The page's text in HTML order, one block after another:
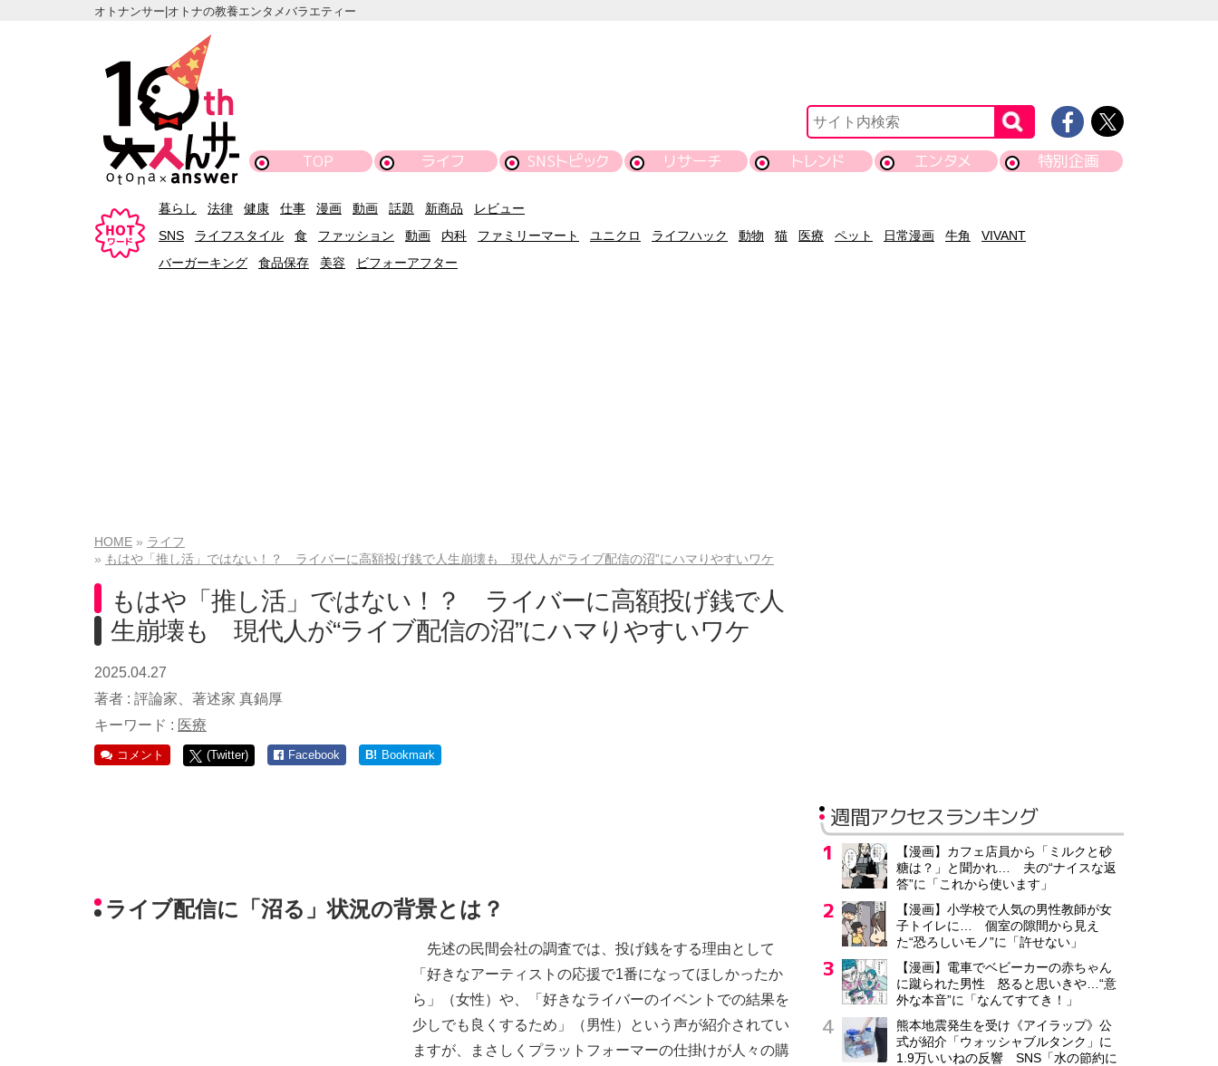
オトナンサー|オトナの教養エンタメバラエティー
TOP ライフ SNSトピック リサーチ トレンド エンタメ 特別企画
暮らし 法律 健康 仕事 漫画 動画 話題 新商品
レビュー
SNS
ライフスタイル 食 ファッション 動画 内科 ファミリーマート ユニクロ ライフハック 動物 猫 医療 ペット 日常漫画 牛角
VIVANT
バーガーキング
食品保存 美容 ビフォーアフター
HOME
ライフ
もはや「推し活」ではない！？ ライバーに高額投げ銭で人生崩壊も 現代人が“ライブ配信の沼”にハマりやすいワケ
もはや「推し活」ではない！？ ライバーに高額投げ銭で人
生崩壊も 現代人が“ライブ配信の沼”にハマりやすいワケ
2025.04.27
著者 : 評論家、著述家 真鍋厚
キーワード : 医療
コメント (Twitter) Facebook B! Bookmark
ライブ配信に「沼る」状況の背景とは？
先述の民間会社の調査では、投げ銭をする理由として
「好きなアーティストの応援で1番になってほしかったか
ら」（女性）や、「好きなライバーのイベントでの結果を
少しでも良くするため」（男性）という声が紹介されてい
ますが、まさしくプラットフォーマーの仕掛けが人々の購
週間アクセスランキング
【漫画】カフェ店員から「ミルクと砂
糖は？」と聞かれ… 夫の“ナイスな返
答”に「これから使います」
【漫画】小学校で人気の男性教師が女
子トイレに… 個室の隙間から見え
た“恐ろしいモノ”に「許せない」
【漫画】電車でベビーカーの赤ちゃん
に蹴られた男性 怒ると思いきや…“意
外な本音”に「なんてすてき！」
熊本地震発生を受け《アイラップ》公
式が紹介「ウォッシャブルタンク」に
1.9万いいねの反響 SNS「水の節約に